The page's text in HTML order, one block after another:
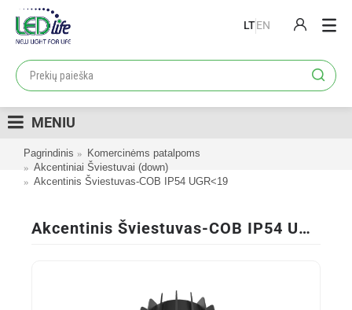
LTEN
PRODUKTAI
LOJALUMO PROGRAMA
KATALOGAI
KONTAKTAI
MENIU
Pagrindinis
Komercinėms patalpoms
Akcentiniai Šviestuvai (down)
Akcentinis Šviestuvas-COB IP54 UGR<19
Akcentinis Šviestuvas-COB IP54 UGR<19